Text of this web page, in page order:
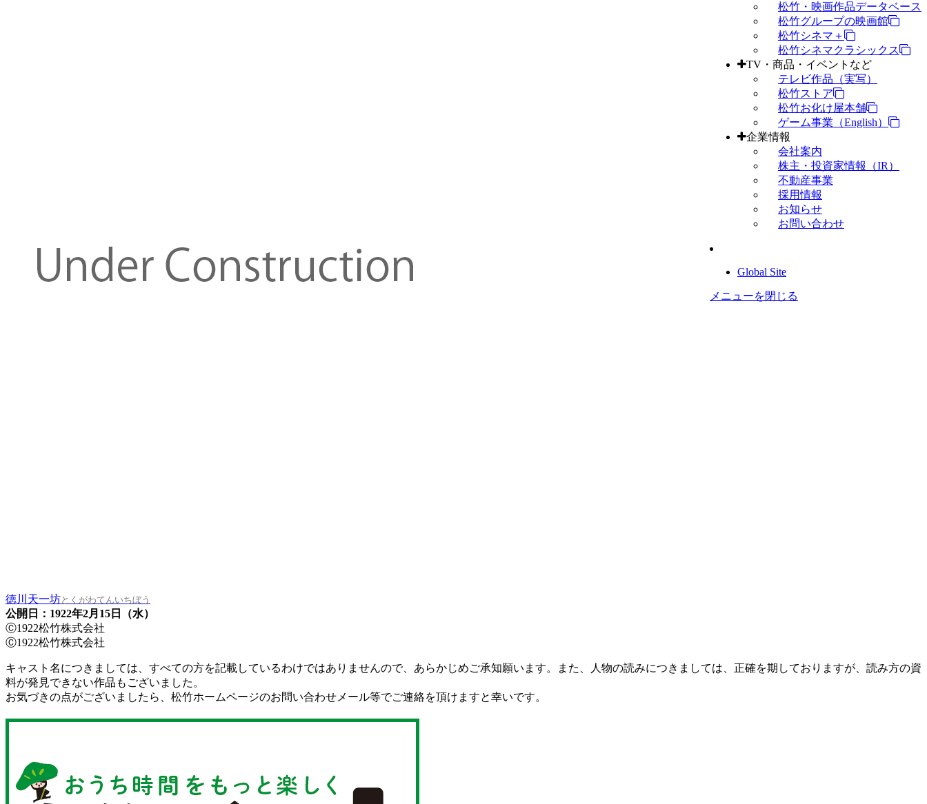
松竹・映画作品データベース
松竹グループの映画館
松竹シネマ＋
松竹シネマクラシックス
TV・商品・イベントなど
テレビ作品（実写）
松竹ストア
松竹お化け屋本舗
ゲーム事業（English）
企業情報
会社案内
株主・投資家情報（IR）
不動産事業
採用情報
お知らせ
お問い合わせ
Global Site
メニューを閉じる
徳川天一坊とくがわてんいちぼう
公開日：1922年2月15日（水）
Ⓒ1922松竹株式会社
Ⓒ1922松竹株式会社
キャスト名につきましては、すべての方を記載しているわけではありませんので、あらかじめご承知願います。また、人物の読みにつきましては、正確を期しておりますが、読み方の資
料が発見できない作品もございました。
お気づきの点がございましたら、松竹ホームページのお問い合わせメール等でご連絡を頂けますと幸いです。